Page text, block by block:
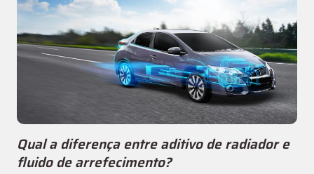
Qual a diferença entre aditivo de radiador e
fluido de arrefecimento?